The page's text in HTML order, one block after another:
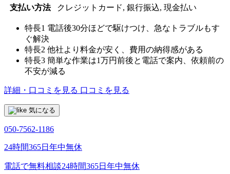
支払い方法 クレジットカード, 銀行振込, 現金払い
特長1 電話後30分ほどで駆けつけ、急なトラブルもす
ぐ解決
特長2 他社より料金が安く、費用の納得感がある
特長3 簡単な作業は1万円前後と電話で案内、依頼前の
不安が減る
詳細・口コミを見る 口コミを見る
気になる
050-7562-1186
24時間365日年中無休
電話で無料相談24時間365日年中無休